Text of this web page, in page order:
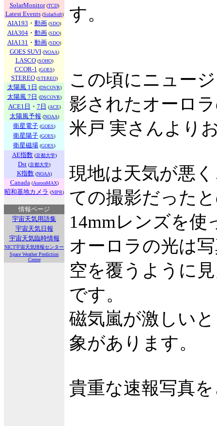
SolarMonitor(TCD)
Latest Events(SolarSoft)
AIA193 ・ 動画 (SDO)
AIA304 ・ 動画 (SDO)
AIA131 ・ 動画 (SDO)
GOES SUVI (NOAA)
LASCO(SOHO)
CCOR-1 (GOES)
STEREO(STEREO)
太陽風 1日 (DSCOVR)
太陽風 7日 (DSCOVR)
ACE1日 ・ 7日 (ACE)
太陽風予報 (NOAA)
衛星電子 (GOES)
衛星陽子 (GOES)
衛星磁場 (GOES)
AE指数(京都大学)
Dst (京都大学)
K指数(NOAA)
Canada (AuroraMAX)
昭和基地カメラ (NIPR)
情報ページ
宇宙天気用語集
宇宙天気日報
宇宙天気臨時情報
NICT宇宙天気情報センター
Space Weather Prediction
Center
す。
この頃にニュー
影されたオーロ
米戸 実さんより
現地は天気が悪
ての撮影だった
14mmレンズを
オーロラの光は
空を覆うように
です。
磁気嵐が激しい
象があります。
貴重な速報写真